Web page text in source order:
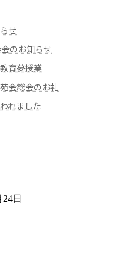
せ
のお知らせ
育夢授業
会総会のお礼
れました